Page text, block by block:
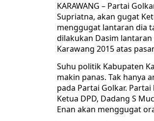
KARAWANG – Partai
Supriatna, akan gugat
menggugat lantaran dia
dilakukan Dasim
Karawang 2015 atas
Suhu politik Kabupaten
makin panas. Tak hanya
pada Partai Golkar.
Ketua DPD, Dadang S
Enan akan menggugat